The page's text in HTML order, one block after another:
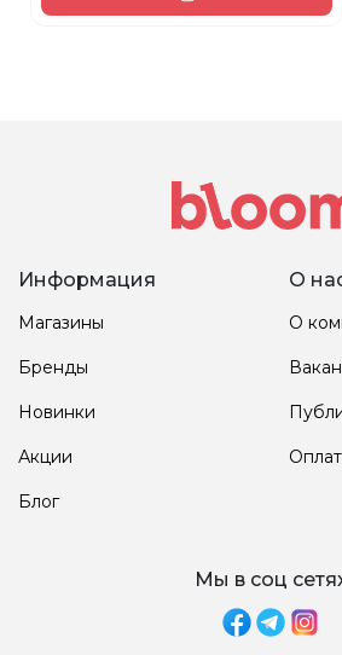
Информация
Магазины
Бренды
Новинки
Акции
Блог
О
О
Мы в соц